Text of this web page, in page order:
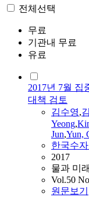
전체선택
무료
기관내 무료
유료
2017년 7월 집
대책 검토
김수영,
Yeong,
Jun,Yun,
한국수
2017
물과 미
Vol.50
원문보기